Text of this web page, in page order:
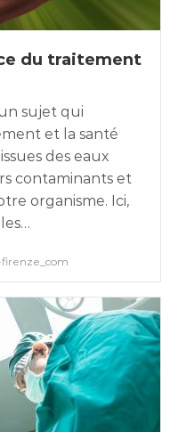
du traitement
sujet qui
et la santé
des eaux
contaminants et
organisme. Ici,